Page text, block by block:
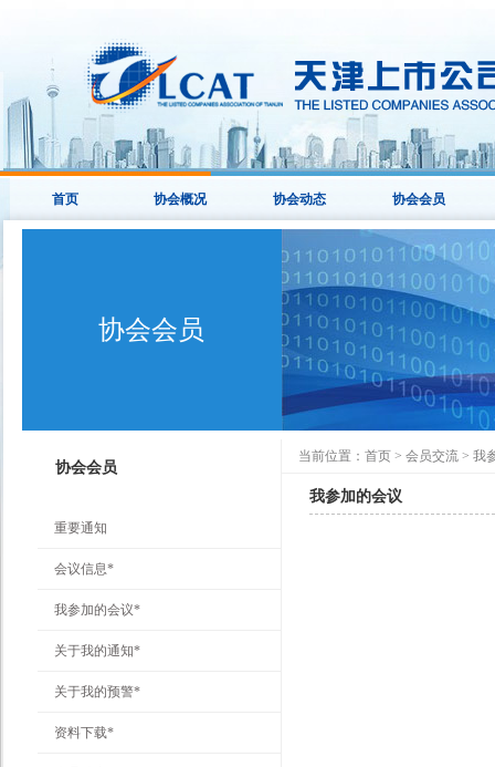
首页 协会概况 协会动态 协会会员
协会会员
协会会员
重要通知
会议信息*
我参加的会议*
关于我的通知*
关于我的预警*
资料下载*
当前位置： 首页 > 会员交流 > 我
我参加的会议